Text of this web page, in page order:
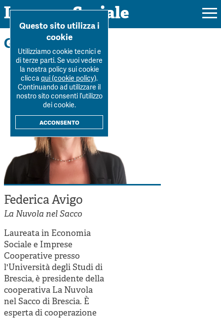
Impresa Sociale
Rivista
Ultimo numero
La Rivista
Submission
Colophon
Autori
Archivio
Argomenti
Forum
Tutti gli articoli
Autori
Argomenti
Dossier
Tutti i dossier
Workshop Impresa Sociale 2021
Impresa sociale, reciprocità e sostenibilità
Innovazione sociale
Impresa sociale e democrazia
Acini di fuoco - Dossier Mezzogiorno
Valutazione e dintorni
Chi siamo
Contatti
Sostienici
Home Federica Avigo
Gli autori
Federica Avigo
La Nuvola nel Sacco
Laureata in Economia
Sociale e Imprese
Cooperative presso
l'Università degli Studi di
Brescia, è presidente della
cooperativa La Nuvola
nel Sacco di Brescia. È
esperta di cooperazione
Questo sito utilizza i
cookie
Utilizziamo cookie tecnici e
di terze parti. Se vuoi vedere
la nostra policy sui cookie
cliccaqui (cookie policy).
Continuando ad utilizzare il
nostro sito consenti l’utilizzo
dei cookie.
acconsento